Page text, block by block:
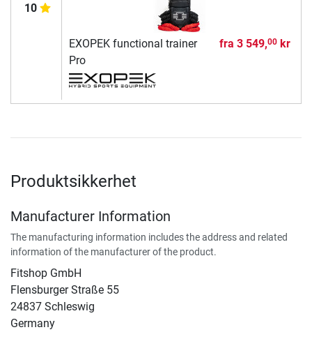
10
EXOPEK functional trainer
Pro
fra 3 549,00kr
Produktsikkerhet
Manufacturer Information
The manufacturing information includes the address and related
information of the manufacturer of the product.
Fitshop GmbH
Flensburger Straße 55
24837 Schleswig
Germany